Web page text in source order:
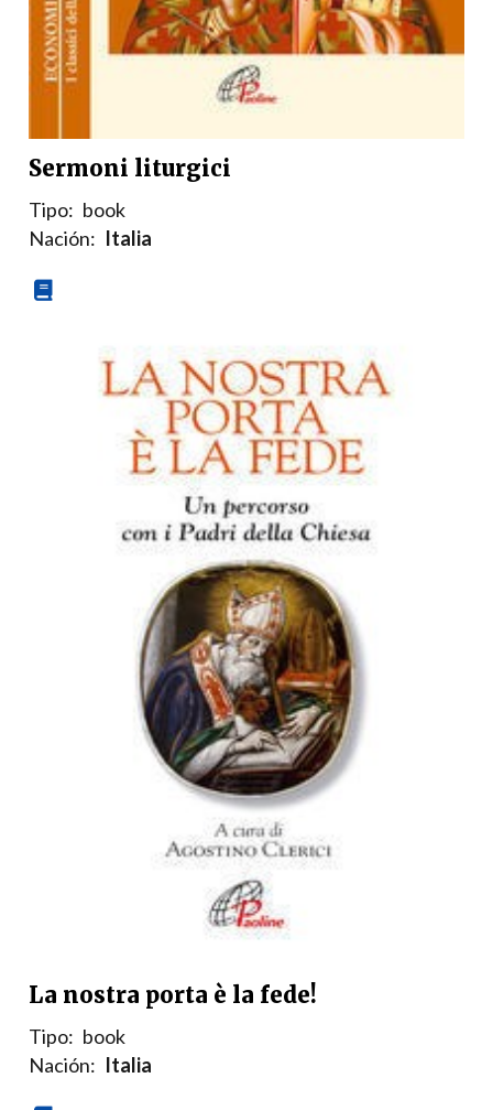
Sermoni liturgici
Tipo: book
Nación: Italia
La nostra porta è la fede!
Tipo: book
Nación: Italia